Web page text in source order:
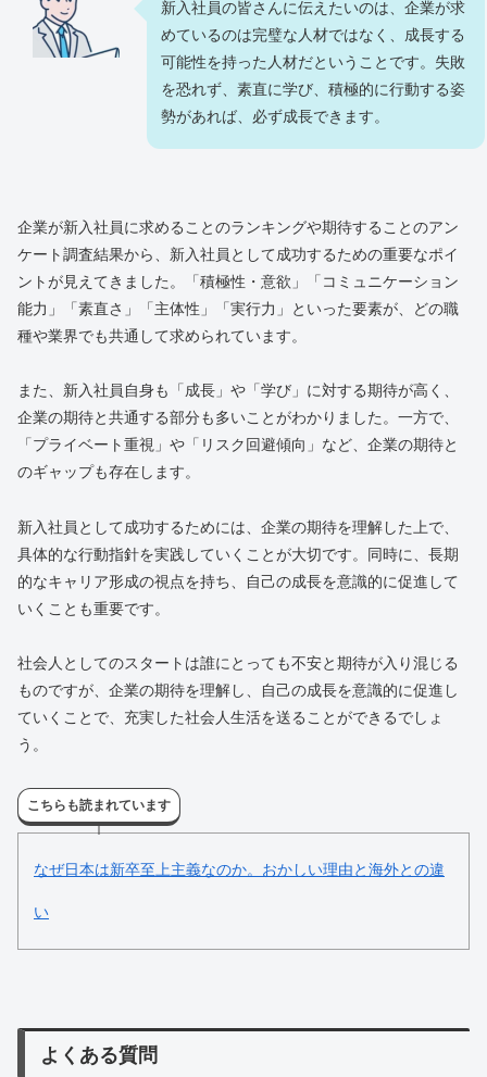
新入社員の皆さんに伝えたいのは、企業が求
めているのは完璧な人材ではなく、成長する
可能性を持った人材だということです。失敗
を恐れず、素直に学び、積極的に行動する姿
勢があれば、必ず成長できます。
企業が新入社員に求めることのランキングや期待することのアン
ケート調査結果から、新入社員として成功するための重要なポイ
ントが見えてきました。「積極性・意欲」「コミュニケーション
能力」「素直さ」「主体性」「実行力」といった要素が、どの職
種や業界でも共通して求められています。
また、新入社員自身も「成長」や「学び」に対する期待が高く、
企業の期待と共通する部分も多いことがわかりました。一方で、
「プライベート重視」や「リスク回避傾向」など、企業の期待と
のギャップも存在します。
新入社員として成功するためには、企業の期待を理解した上で、
具体的な行動指針を実践していくことが大切です。同時に、長期
的なキャリア形成の視点を持ち、自己の成長を意識的に促進して
いくことも重要です。
社会人としてのスタートは誰にとっても不安と期待が入り混じる
ものですが、企業の期待を理解し、自己の成長を意識的に促進し
ていくことで、充実した社会人生活を送ることができるでしょ
う。
こちらも読まれています
なぜ日本は新卒至上主義なのか。おかしい理由と海外との違
い
よくある質問